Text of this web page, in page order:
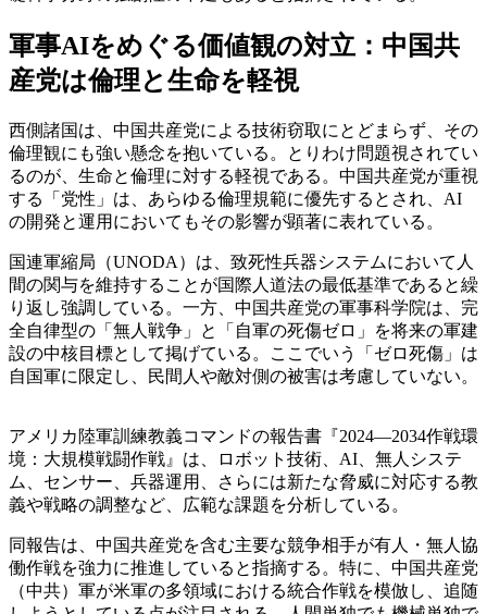
軍事AIをめぐる価値観の対立：中国共
産党は倫理と生命を軽視
西側諸国は、中国共産党による技術窃取にとどまらず、その
倫理観にも強い懸念を抱いている。とりわけ問題視されてい
るのが、生命と倫理に対する軽視である。中国共産党が重視
する「党性」は、あらゆる倫理規範に優先するとされ、AI
の開発と運用においてもその影響が顕著に表れている。
国連軍縮局（UNODA）は、致死性兵器システムにおいて人
間の関与を維持することが国際人道法の最低基準であると繰
り返し強調している。一方、中国共産党の軍事科学院は、完
全自律型の「無人戦争」と「自軍の死傷ゼロ」を将来の軍建
設の中核目標として掲げている。ここでいう「ゼロ死傷」は
自国軍に限定し、民間人や敵対側の被害は考慮していない。
アメリカ陸軍訓練教義コマンドの報告書『2024—2034作戦環
境：大規模戦闘作戦』は、ロボット技術、AI、無人システ
ム、センサー、兵器運用、さらには新たな脅威に対応する教
義や戦略の調整など、広範な課題を分析している。
同報告は、中国共産党を含む主要な競争相手が有人・無人協
働作戦を強力に推進していると指摘する。特に、中国共産党
（中共）軍が米軍の多領域における統合作戦を模倣し、追随